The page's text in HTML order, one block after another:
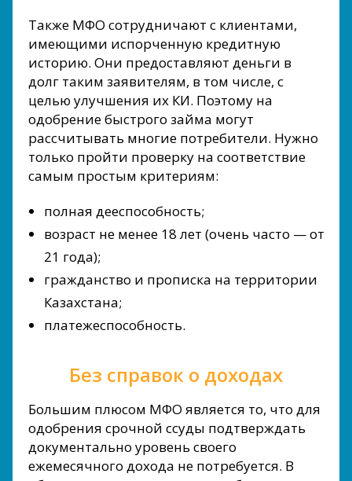
Также МФО сотрудничают с клиентами,
имеющими испорченную кредитную
историю. Они предоставляют деньги в
долг таким заявителям, в том числе, с
целью улучшения их КИ. Поэтому на
одобрение быстрого займа могут
рассчитывать многие потребители. Нужно
только пройти проверку на соответствие
самым простым критериям:
полная дееспособность;
возраст не менее 18 лет (очень часто — от
21 года);
гражданство и прописка на территории
Казахстана;
платежеспособность.
Без справок о доходах
Большим плюсом МФО является то, что для
одобрения срочной ссуды подтверждать
документально уровень своего
ежемесячного дохода не потребуется. В